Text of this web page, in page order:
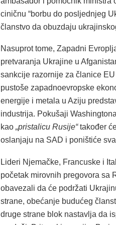
ciničnu “borbu do posljednjeg
članstvo da obuzdaju
Nasuprot tome, Zapadni
pretvaranja Ukrajine u
sankcije razornije za članice
pustoše zapadnoevropske
energije i metala u Aziju
industrija. Pokušaji
kao „pristalicu Rusije“također
oslanjaju na SAD i poništiće
Lideri Njemačke, Francuske i
početak mirovnih pregovora sa
obavezali da će podržati
strane, obećanje budućeg
druge strane blok nastavlja da